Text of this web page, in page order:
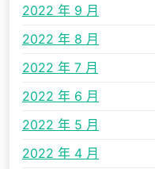
2022 年 9 月
2022 年 8 月
2022 年 7 月
2022 年 6 月
2022 年 5 月
2022 年 4 月